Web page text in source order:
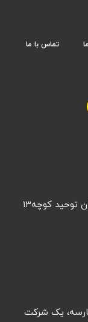
تماس با ما
تهران تهرانپارس استقلال شرق خیابان توحید کوچه۱۳
یک شرکت